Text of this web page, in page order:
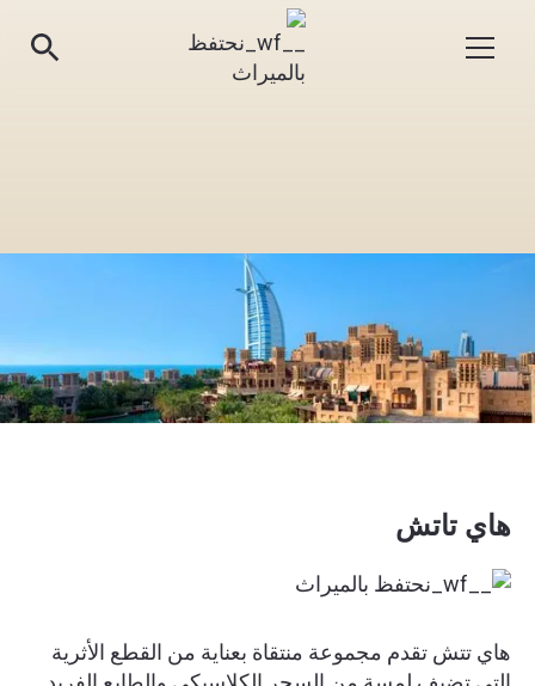
هاي تاتش
هاي تتش تقدم مجموعة منتقاة بعناية من القطع الأثرية